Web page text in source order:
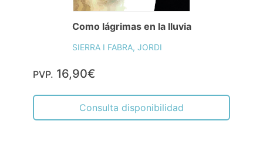
Como lágrimas en la lluvia
SIERRA I FABRA, JORDI
PVP. 16,90€
Consulta disponibilidad